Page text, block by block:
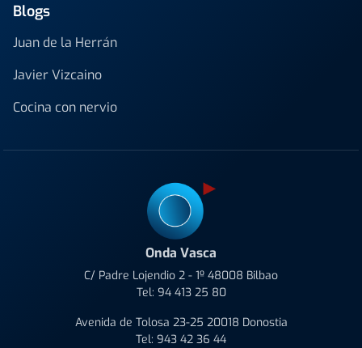
Blogs
Juan de la Herrán
Javier Vizcaino
Cocina con nervio
Onda Vasca
C/ Padre Lojendio 2 - 1º 48008 Bilbao
Tel: 94 413 25 80
Avenida de Tolosa 23-25 20018 Donostia
Tel: 943 42 36 44